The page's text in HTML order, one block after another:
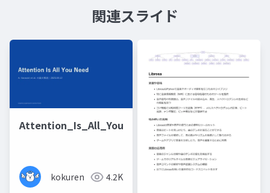
関連スライド
Attention_Is_All_You_Need_Summary
kokuren 4.2K